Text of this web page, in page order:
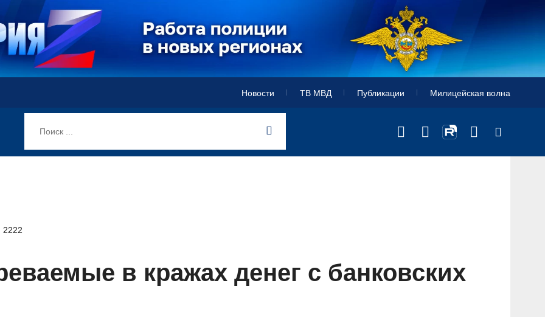
Новости ТВ МВД Публикации Милицейская волна
2222
в кражах денег с банковских